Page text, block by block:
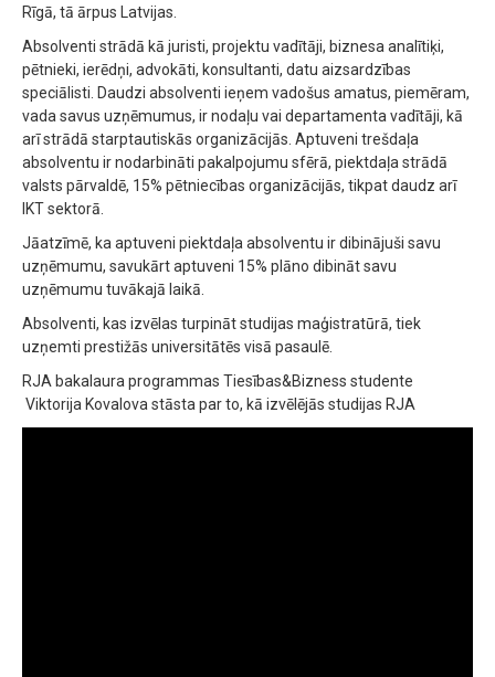
Rīgā, tā ārpus Latvijas.
Absolventi strādā kā juristi, projektu vadītāji, biznesa analītiķi,
pētnieki, ierēdņi, advokāti, konsultanti, datu aizsardzības
speciālisti. Daudzi absolventi ieņem vadošus amatus, piemēram,
vada savus uzņēmumus, ir nodaļu vai departamenta vadītāji, kā
arī strādā starptautiskās organizācijās. Aptuveni trešdaļa
absolventu ir nodarbināti pakalpojumu sfērā, piektdaļa strādā
valsts pārvaldē, 15% pētniecības organizācijās, tikpat daudz arī
IKT sektorā.
Jāatzīmē, ka aptuveni piektdaļa absolventu ir dibinājuši savu
uzņēmumu, savukārt aptuveni 15% plāno dibināt savu
uzņēmumu tuvākajā laikā.
Absolventi, kas izvēlas turpināt studijas maģistratūrā, tiek
uzņemti prestižās universitātēs visā pasaulē.
RJA bakalaura programmas Tiesības&Bizness studente
Viktorija Kovalova stāsta par to, kā izvēlējās studijas RJA